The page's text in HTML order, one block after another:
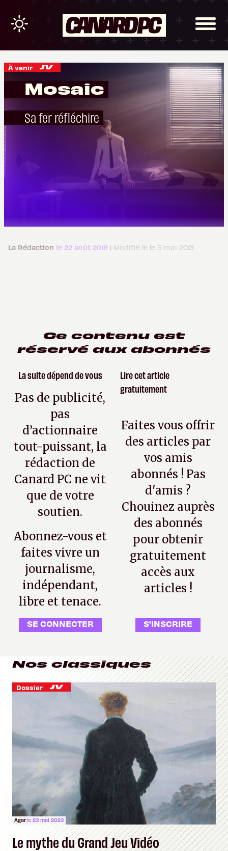
À venir
Mosaic
Sa fer réfléchire
La Rédaction le 22 août 2018 | Modifié le le 5 mai 2021
Ce contenu est
réservé aux abonnés
La suite dépend de vous
Pas de publicité,
pas
d’actionnaire
tout-puissant, la
rédaction de
Canard PC ne vit
que de votre
soutien.
Abonnez-vous et
faites vivre un
journalisme,
indépendant,
libre et tenace.
SE CONNECTER
Lire cet article
gratuitement
Faites vous offrir
des articles par
vos amis
abonnés ! Pas
d'amis ?
Chouinez auprès
des abonnés
pour obtenir
gratuitement
accès aux
articles !
S'INSCRIRE
Nos classiques
Dossier
Agarle 23 mai 2023
Le mythe du Grand Jeu Vidéo